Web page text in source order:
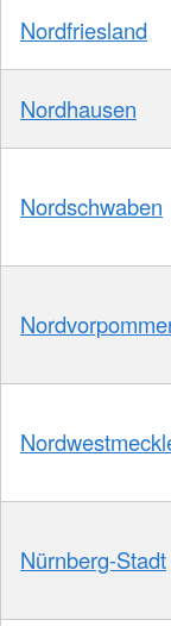
Nordfriesland
Nordhausen
Nordschwaben
Nürnberg-Stadt